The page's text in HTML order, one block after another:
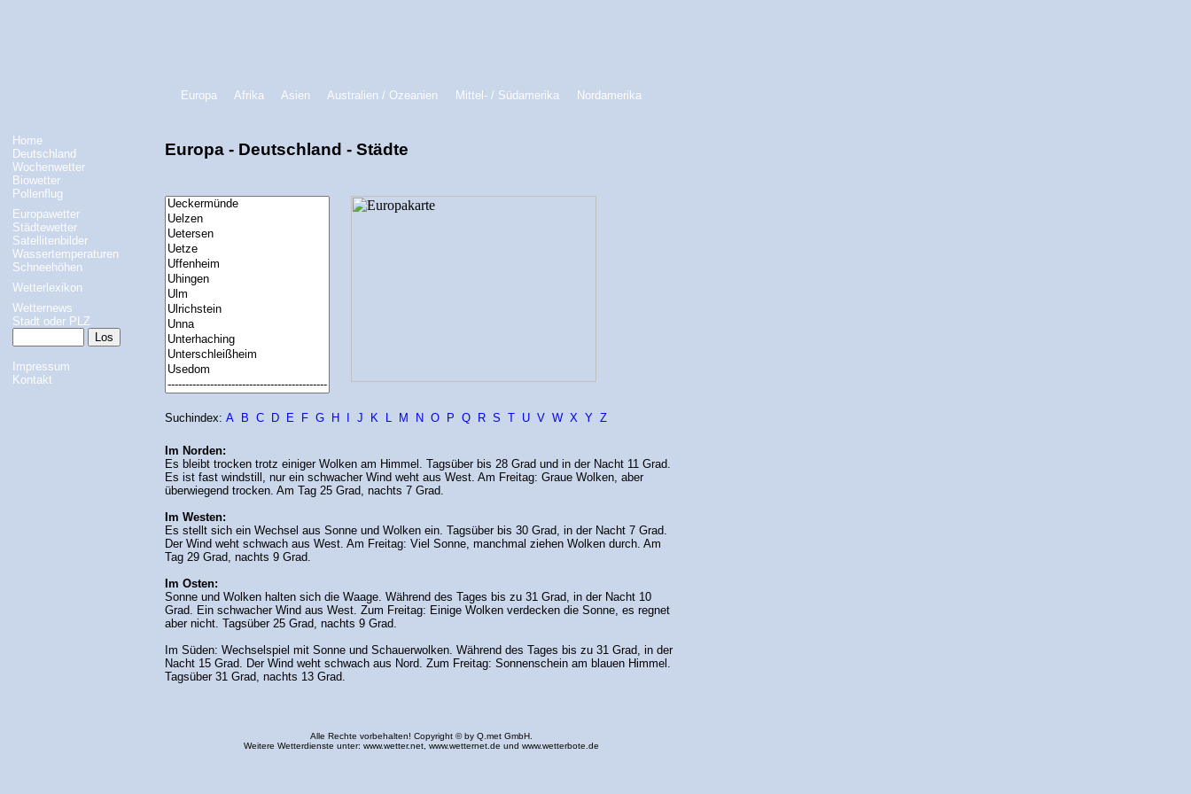
Europa Afrika Asien Australien / Ozeanien Mittel- / Südamerika Nordamerika
Home
Deutschland
Wochenwetter
Biowetter
Pollenflug
Europawetter
Städtewetter
Satellitenbilder
Wassertemperaturen
Schneehöhen
Wetterlexikon
Wetternews
Stadt oder PLZ
Impressum
Kontakt
Europa - Deutschland - Städte
Suchindex: A B C D E F G H J K L M N O P Q R S T U V W X Y Z
Im Norden:
Es bleibt trocken trotz einiger Wolken am Himmel. Tagsüber bis 28 Grad und in der Nacht 11 Grad.
Es ist fast windstill, nur ein schwacher Wind weht aus West. Am Freitag: Graue Wolken, aber
überwiegend trocken. Am Tag 25 Grad, nachts 7 Grad.
Im Westen:
Es stellt sich ein Wechsel aus Sonne und Wolken ein. Tagsüber bis 30 Grad, in der Nacht 7 Grad.
Der Wind weht schwach aus West. Am Freitag: Viel Sonne, manchmal ziehen Wolken durch. Am
Tag 29 Grad, nachts 9 Grad.
Im Osten:
Sonne und Wolken halten sich die Waage. Während des Tages bis zu 31 Grad, in der Nacht 10
Grad. Ein schwacher Wind aus West. Zum Freitag: Einige Wolken verdecken die Sonne, es regnet
aber nicht. Tagsüber 25 Grad, nachts 9 Grad.
Im Süden: Wechselspiel mit Sonne und Schauerwolken. Während des Tages bis zu 31 Grad, in der
Nacht 15 Grad. Der Wind weht schwach aus Nord. Zum Freitag: Sonnenschein am blauen Himmel.
Tagsüber 31 Grad, nachts 13 Grad.
Alle Rechte vorbehalten! Copyright © by Q.met GmbH.
Weitere Wetterdienste unter: www.wetter.net, www.wetternet.de und www.wetterbote.de